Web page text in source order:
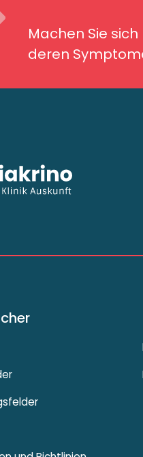
Machen Sie
deren
Sie sich mit